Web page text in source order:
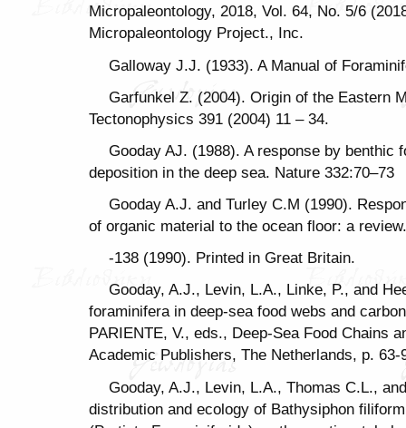
Micropaleontology, 2018, Vol. 64, No. 5/6
Micropaleontology Project., Inc.
Galloway J.J. (1933). A Manual of
Garfunkel Z. (2004). Origin of the Eastern
Tectonophysics 391 (2004) 11 – 34.
Gooday AJ. (1988). A response by benthic
deposition in the deep sea. Nature 332:70–73
Gooday A.J. and Turley C.M (1990).
of organic material to the ocean floor: a
-138 (1990). Printed in Great Britain.
Gooday, A.J., Levin, L.A., Linke, P., and
foraminifera in deep-sea food webs and
PARIENTE, V., eds., Deep-Sea Food Chains
Academic Publishers, The Netherlands, p. 63-
Gooday, A.J., Levin, L.A., Thomas C.L.,
distribution and ecology of Bathysiphon